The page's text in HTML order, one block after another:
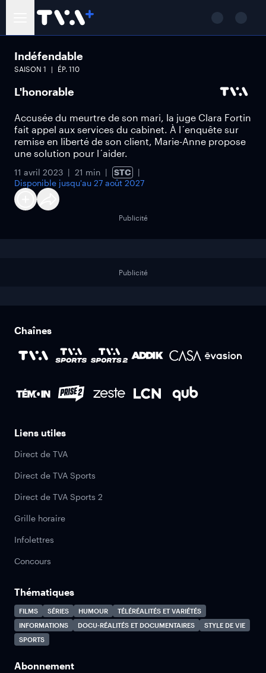
Indéfendable
SAISON 1 ÉP. 110
L'honorable
Accusée du meurtre de son mari, la juge Clara Fortin
fait appel aux services du cabinet. À l´enquête sur
remise en liberté de son client, Marie-Anne propose
une solution pour l´aider.
11 avril 2023 21 min
STC
Disponible jusqu'au 27 août 2027
Publicité
Publicité
Chaînes
Liens utiles
Direct de TVA
Direct de TVA Sports
Direct de TVA Sports 2
Grille horaire
Infolettres
Concours
Thématiques
FILMS SÉRIES HUMOUR
TÉLÉRÉALITÉS ET VARIÉTÉS
INFORMATIONS
DOCU-RÉALITÉS ET DOCUMENTAIRES
STYLE DE VIE
SPORTS
Abonnement